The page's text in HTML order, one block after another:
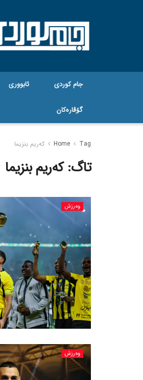
جام کوردی ئابووری
گۆڤاره‌کان
Home Tag کەریم بنزیما
تاگ:کەریم بنزیما
وەرزش
وەرزش